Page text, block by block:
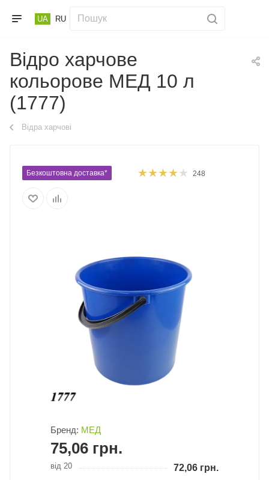
UA RU
Відро харчове
кольорове МЕД 10 л
(1777)
Відра харчові
Безкоштовна доставка* 248
Бренд: МЕД
75,06 грн.
від 20 72,06 грн.